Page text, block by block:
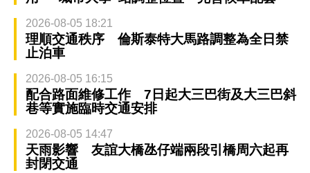
2026-08-05 18:21
理順交通秩序 倫斯泰特大馬路調整為全日禁
止泊車
2026-08-05 16:15
配合路面維修工作 7日起大三巴街及大三巴斜
巷等實施臨時交通安排
2026-08-05 14:47
天雨影響 友誼大橋氹仔端兩段引橋周六起再
封閉交通